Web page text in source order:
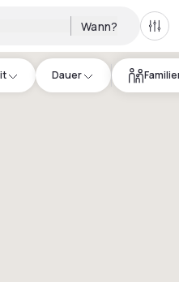
Wann? Alle
Dauer